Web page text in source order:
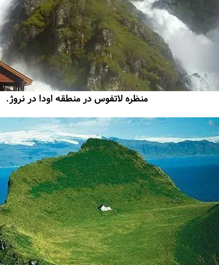
منظره لاتفوس در منطقه اودا در نروژ.